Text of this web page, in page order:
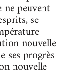
ne peuvent
se
nouvelle
ses progrès
nouvelle